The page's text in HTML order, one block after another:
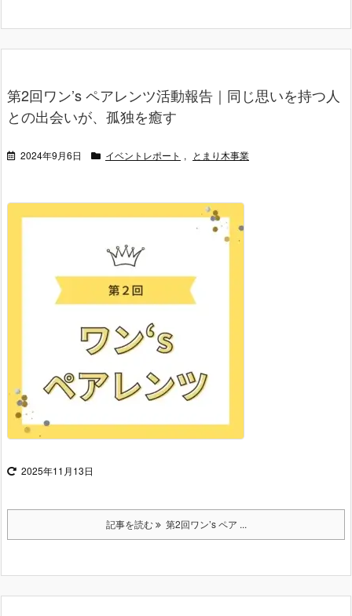
第2回ワン’s ペアレンツ活動報告｜同じ思いを持つ人
との出会いが、孤独を癒す
2024年9月6日 イベントレポート , とまり木事業
2025年11月13日
記事を読む 第2回ワン’s ペア ...